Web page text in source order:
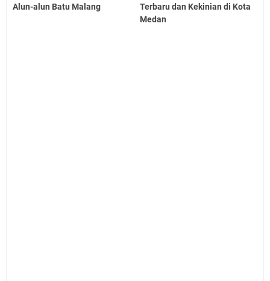
Alun-alun Batu Malang
Terbaru dan Kekinian di Kota
Medan